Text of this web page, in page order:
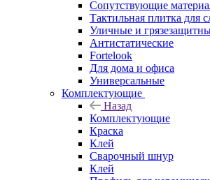
Сопутствующие
Тактильная плитка для
Уличные и
Антистатические
Fortelook
Для дома и офиса
Универсальные
Комплектующие
Назад
Комплектующие
Краска
Клей
Сварочный шнур
Клей